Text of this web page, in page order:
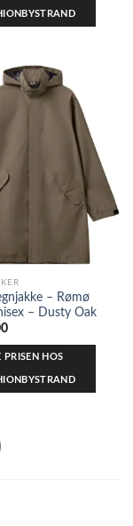
– Rømø
– Dusty Oak
PRISEN HOS